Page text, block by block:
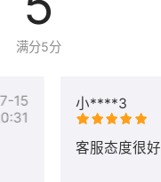
满分5分
小****3
客服态度很好
15